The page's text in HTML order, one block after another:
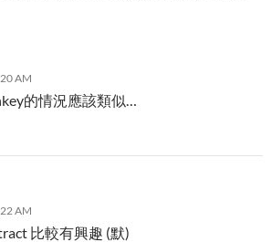
AM
的情況應該類似…
AM
比較有興趣 (默)